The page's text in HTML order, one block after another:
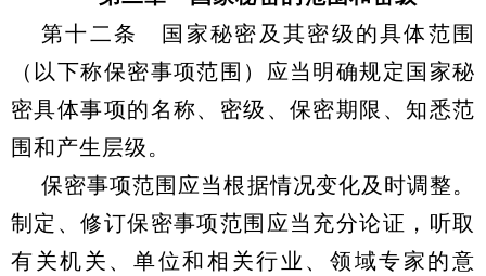
第十二条 国家秘密及其密级的具体范围
（以下称保密事项范围）应当明确规定国家秘
密具体事项的名称、密级、保密期限、知悉范
围和产生层级。
保密事项范围应当根据情况变化及时调整。
制定、修订保密事项范围应当充分论证，听取
有关机关、单位和相关行业、领域专家的意